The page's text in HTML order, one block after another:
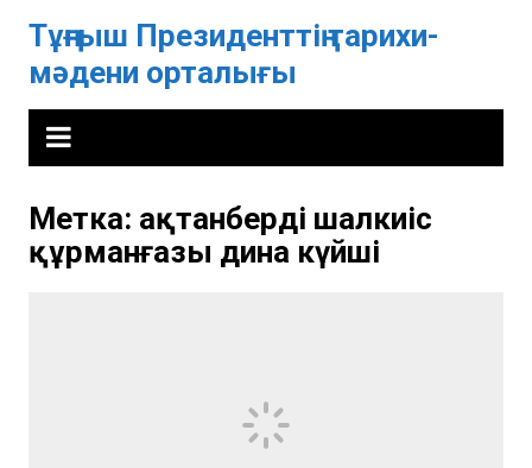
содержимому
Тұңғыш Президенттің тарихи-
мәдени орталығы
Метка: ақтанберді шалкиіс
құрманғазы дина күйші